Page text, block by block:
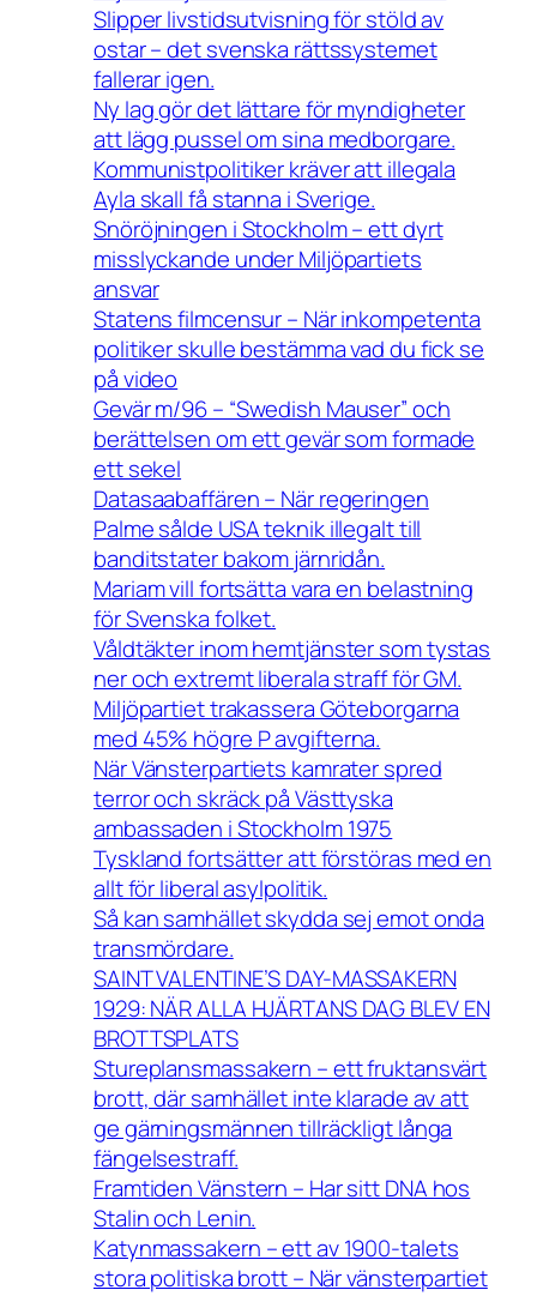
Slipper livstidsutvisning för stöld av
ostar – det svenska rättssystemet
fallerar igen.
Ny lag gör det lättare för myndigheter
att lägg pussel om sina medborgare.
Kommunistpolitiker kräver att illegala
Ayla skall få stanna i Sverige.
Snöröjningen i Stockholm – ett dyrt
misslyckande under Miljöpartiets
ansvar
Statens filmcensur – När inkompetenta
politiker skulle bestämma vad du fick se
på video
Gevär m/96 – “Swedish Mauser” och
berättelsen om ett gevär som formade
ett sekel
Datasaabaffären – När regeringen
Palme sålde USA teknik illegalt till
banditstater bakom järnridån.
Mariam vill fortsätta vara en belastning
för Svenska folket.
Våldtäkter inom hemtjänster som tystas
ner och extremt liberala straff för GM.
Miljöpartiet trakassera Göteborgarna
med 45% högre P avgifterna.
När Vänsterpartiets kamrater spred
terror och skräck på Västtyska
ambassaden i Stockholm 1975
Tyskland fortsätter att förstöras med en
allt för liberal asylpolitik.
Så kan samhället skydda sej emot onda
transmördare.
SAINT VALENTINE’S DAY-MASSAKERN
1929: NÄR ALLA HJÄRTANS DAG BLEV EN
BROTTSPLATS
Stureplansmassakern – ett fruktansvärt
brott, där samhället inte klarade av att
ge gärningsmännen tillräckligt långa
fängelsestraff.
Framtiden Vänstern – Har sitt DNA hos
Stalin och Lenin.
Katynmassakern – ett av 1900-talets
stora politiska brott – När vänsterpartiet